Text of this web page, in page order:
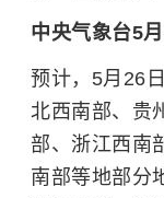
中央气象台5
预计，5月26
北西南部、贵
部、浙江西南
南部等地部分